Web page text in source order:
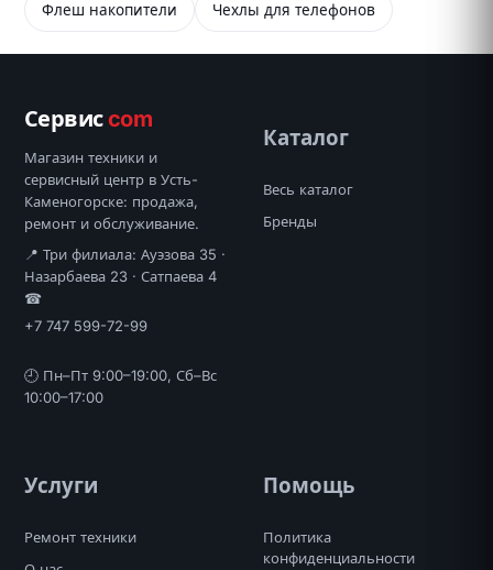
Флеш накопители Чехлы для телефонов
Сервисcom
Магазин техники и
сервисный центр в Усть-
Каменогорске: продажа,
ремонт и обслуживание.
📍 Три филиала: Ауэзова 35 ·
Назарбаева 23 · Сатпаева 4
☎
+7 747 599-72-99
🕘 Пн–Пт 9:00–19:00, Сб–Вс
10:00–17:00
Каталог
Весь каталог
Бренды
Услуги
Ремонт техники
Помощь
Политика
конфиденциальности